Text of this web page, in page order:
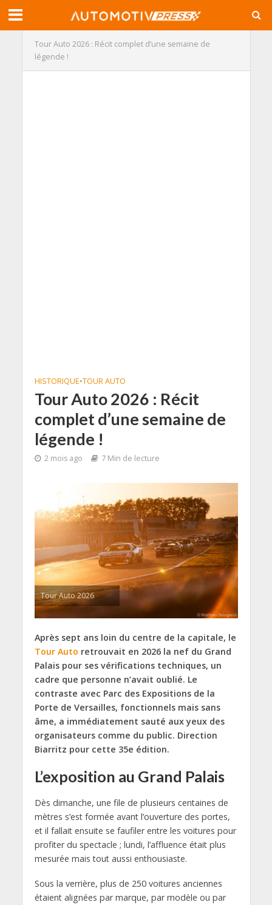
Tour Auto 2026 : Récit complet d’une semaine de
légende !
HISTORIQUE•TOUR AUTO
Tour Auto 2026 : Récit
complet d’une semaine de
légende !
2 mois ago 7 Min de lecture
Tour Auto 2026
Après sept ans loin du centre de la capitale, le
Tour Auto retrouvait en 2026 la nef du Grand
Palais pour ses vérifications techniques, un
cadre que personne n’avait oublié. Le
contraste avec Parc des Expositions de la
Porte de Versailles, fonctionnels mais sans
âme, a immédiatement sauté aux yeux des
organisateurs comme du public. Direction
Biarritz pour cette 35e édition.
L’exposition au Grand Palais
Dès dimanche, une file de plusieurs centaines de
mètres s’est formée avant l’ouverture des portes,
et il fallait ensuite se faufiler entre les voitures pour
profiter du spectacle ; lundi, l’affluence était plus
mesurée mais tout aussi enthousiaste.
Sous la verrière, plus de 250 voitures anciennes
étaient alignées par marque, par modèle ou par